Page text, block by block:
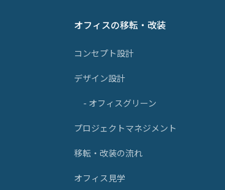
オフィスの移転・改装
コンセプト設計
デザイン設計
- オフィスグリーン
プロジェクトマネジメント
移転・改装の流れ
オフィス見学